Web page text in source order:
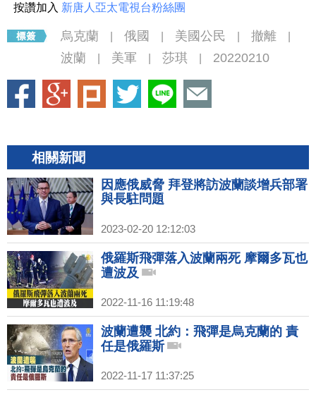
按讚加入 新唐人亞太電視台粉絲團
烏克蘭 俄國 美國公民 撤離
波蘭 美軍 莎琪 20220210
相關新聞
因應俄威脅 拜登將訪波蘭談增兵部署
與長駐問題
2023-02-20 12:12:03
俄羅斯飛彈落入波蘭兩死 摩爾多瓦也
遭波及
2022-11-16 11:19:48
波蘭遭襲 北約：飛彈是烏克蘭的 責
任是俄羅斯
2022-11-17 11:37:25